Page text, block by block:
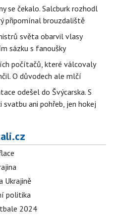
se čekalo. Salcburk rozhodl
připomínal brouzdaliště
světa obarvil vlasy
sázku s fanoušky
počítačů, které válcovaly
O důvodech ale mlčí
odešel do Švýcarska. S
ani pohřeb, jen hokej
Ukrajině
politika
2024